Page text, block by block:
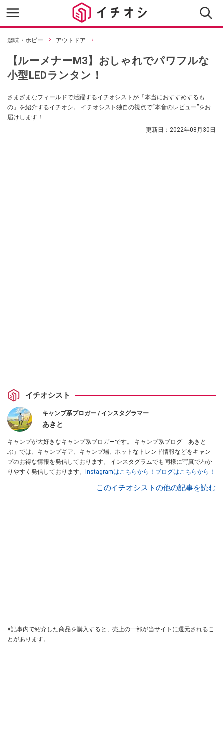
趣味・ホビー アウトドア
【ルーメナーM3】おしゃれでパワフルな
小型LEDランタン！
さまざまなフィールドで活躍するイチオシストが「本当におすすめするも
の」を紹介するイチオシ。 イチオシスト独自の視点で“本音のレビュー”をお
届けします！
更新日： 2022年08月30日
イチオシスト
キャンプ系ブロガー / インスタグラマー
あきと
キャンプが大好きなキャンプ系ブロガーです。 キャンプ系ブログ「あきと
ぶ」では、キャンプギア、キャンプ場、ホットなトレンド情報などをキャン
プのお得な情報を発信しております。 インスタグラムでも同様に写真でわか
りやすく発信しております。
Instagramはこちらから！ ブログはこちらから！
このイチオシストの他の記事を読む
※記事内で紹介した商品を購入すると、売上の一部が当サイトに還元されるこ
とがあります。